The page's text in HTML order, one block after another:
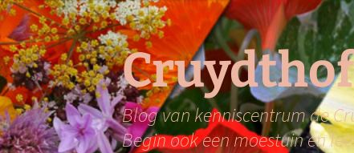
Ga
naar
de
inhoud
Blog van kenniscentrum de
Begin ook een moestuin en